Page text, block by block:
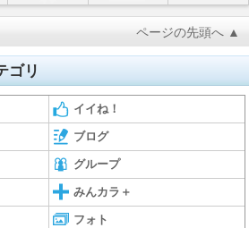
ページの先頭へ ▲
ゴリ
イイね！
ブログ
グループ
みんカラ＋
フォト